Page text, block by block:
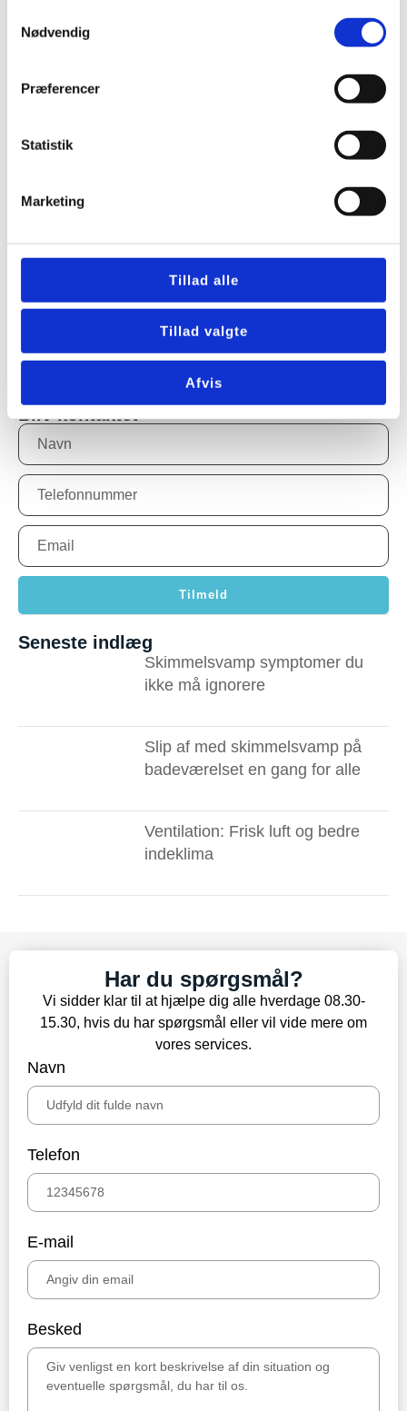
Nødvendig
Præferencer
Statistik
Marketing
Tillad alle
Tillad valgte
Afvis
Ventilator badeværelse batteri
ventilationsanlæg støje i boligen
eco 375 ventilationsanlæg med
korrekt dimensionering
Grad ventilator med
varmegenvinding guide til valg
Bliv kontaktet
Tilmeld
Seneste indlæg
Skimmelsvamp symptomer du
ikke må ignorere ​
Slip af med skimmelsvamp på
badeværelset en gang for alle
Ventilation: Frisk luft og bedre
indeklima
Har du spørgsmål?
Vi sidder klar til at hjælpe dig alle hverdage 08.30-
15.30, hvis du har spørgsmål eller vil vide mere om
vores services.
Navn
Telefon
E-mail
Besked